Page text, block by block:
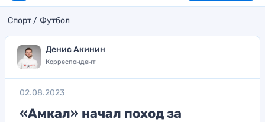
Спорт Футбол
Денис Акинин
Корреспондент
02.08.2023
«Амкал» начал поход за